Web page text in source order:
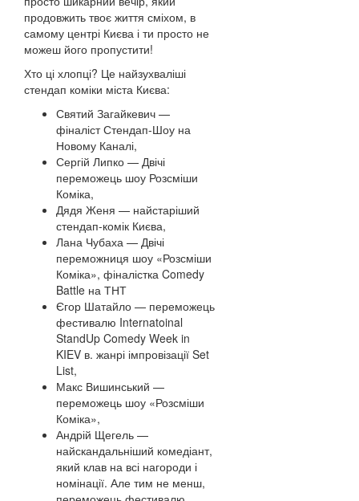
продовжить твоє життя сміхом, в
самому центрі Києва і ти просто не
можеш його пропустити!
Хто ці хлопці? Це найзухваліші
стендап коміки міста Києва:
Святий Загайкевич —
фіналіст Стендап-Шоу на
Новому Каналі,
Сергій Липко — Двічі
переможець шоу Розсміши
Коміка,
Дядя Женя — найстаріший
стендап-комік Києва,
Лана Чубаха — Двічі
переможниця шоу «Розсміши
Коміка», фіналістка Comedy
Battle на ТНТ
Єгор Шатайло — переможець
фестивалю Internatoinal
StandUp Comedy Week in
KIEV в. жанрі імпровізації Set
List,
Макс Вишинський —
переможець шоу «Розсміши
Коміка»,
Андрій Щегель —
найскандальніший комедіант,
який клав на всі нагороди і
номінації. Але тим не менш,